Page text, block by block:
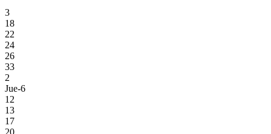
3
18
22
24
26
33
2
Jue-6
12
13
17
20